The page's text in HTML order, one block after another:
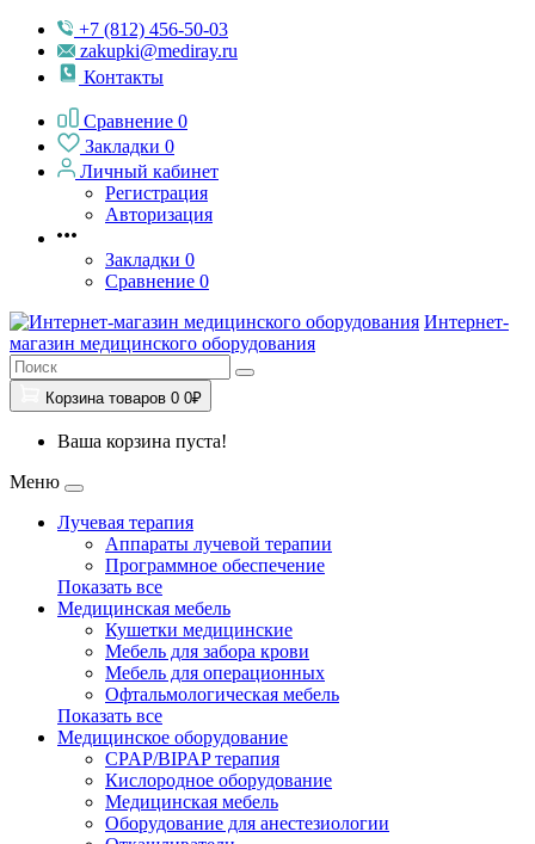
+7 (812) 456-50-03
zakupki@mediray.ru
Контакты
Сравнение 0
Закладки 0
Личный кабинет
Регистрация
Авторизация
Закладки 0
Сравнение 0
Интернет-
магазин медицинского оборудования
Корзина товаров 0 0₽
Ваша корзина пуста!
Меню
Лучевая терапия
Аппараты лучевой терапии
Программное обеспечение
Показать все
Медицинская мебель
Кушетки медицинские
Мебель для забора крови
Мебель для операционных
Офтальмологическая мебель
Показать все
Медицинское оборудование
CPAP/BIPAP терапия
Кислородное оборудование
Медицинская мебель
Оборудование для анестезиологии